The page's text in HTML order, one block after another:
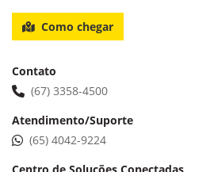
Como chegar
Contato
(67) 3358-4500
Atendimento/Suporte
(65) 4042-9224